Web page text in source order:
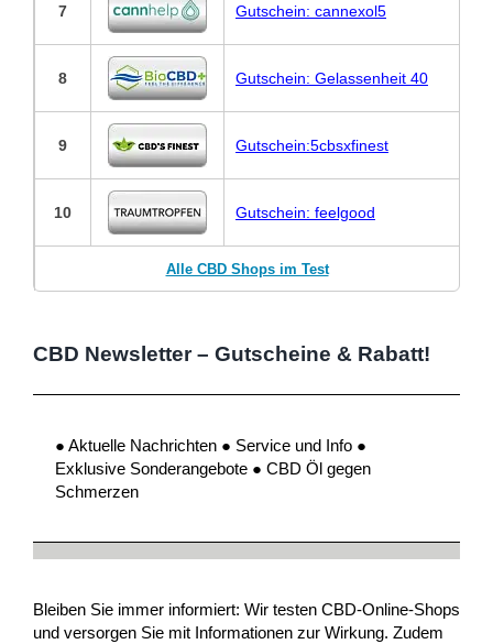
7 Gutschein: cannexol5
8 Gutschein: Gelassenheit 40
9 Gutschein:5cbsxfinest
10 Gutschein: feelgood
Alle CBD Shops im Test
CBD Newsletter – Gutscheine & Rabatt!
● Aktuelle Nachrichten ● Service und Info ●
Exklusive Sonderangebote ● CBD Öl gegen
Schmerzen
Bleiben Sie immer informiert: Wir testen CBD-Online-Shops
und versorgen Sie mit Informationen zur Wirkung. Zudem